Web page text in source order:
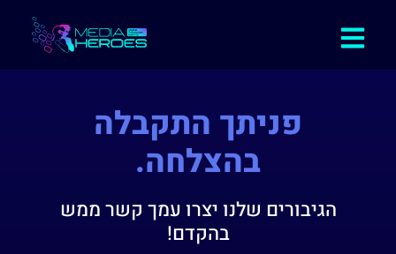
פניתך התקבלה
בהצלחה.
הגיבורים שלנו יצרו עמך קשר ממש
בהקדם!